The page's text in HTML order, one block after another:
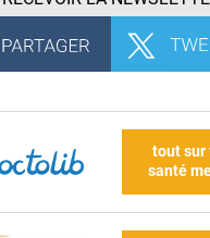
tout sur
santé